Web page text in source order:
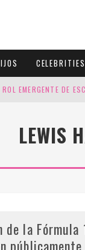
CELEBRITIES
EMERGENTE DE
QUE HONRAN LA
LEWIS
de la